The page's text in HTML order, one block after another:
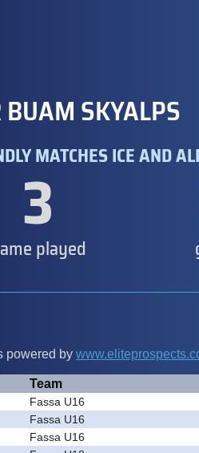
BUAM SKYALPS
MATCHES ICE AND
3played